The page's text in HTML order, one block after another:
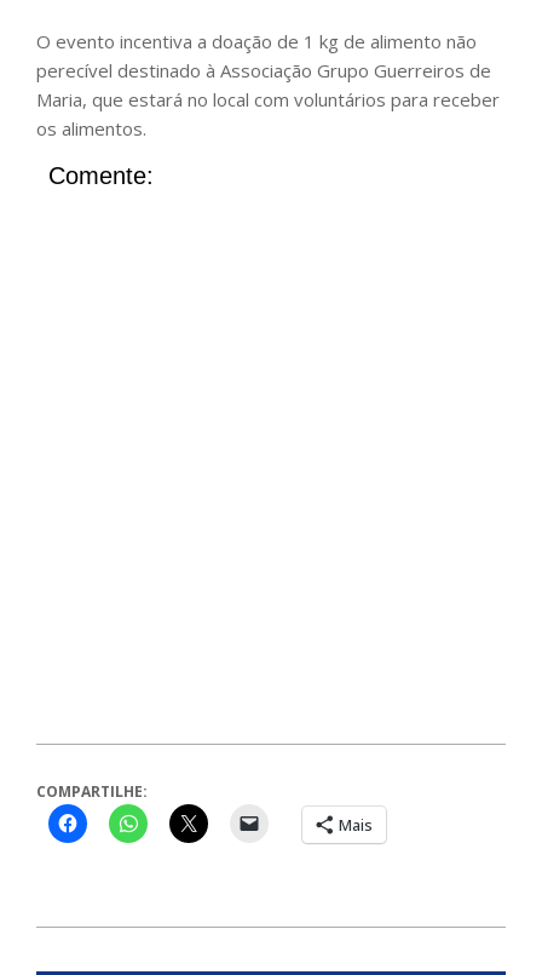
O evento incentiva a doação de 1 kg de alimento não
perecível destinado à Associação Grupo Guerreiros de
Maria, que estará no local com voluntários para receber
os alimentos.
Comente:
COMPARTILHE:
Mais
06-